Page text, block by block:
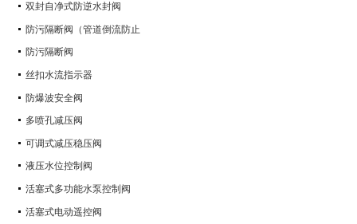
双封自净式防逆水封阀
防污隔断阀（管道倒流防止
防污隔断阀
丝扣水流指示器
防爆波安全阀
多喷孔减压阀
可调式减压稳压阀
液压水位控制阀
活塞式多功能水泵控制阀
活塞式电动遥控阀